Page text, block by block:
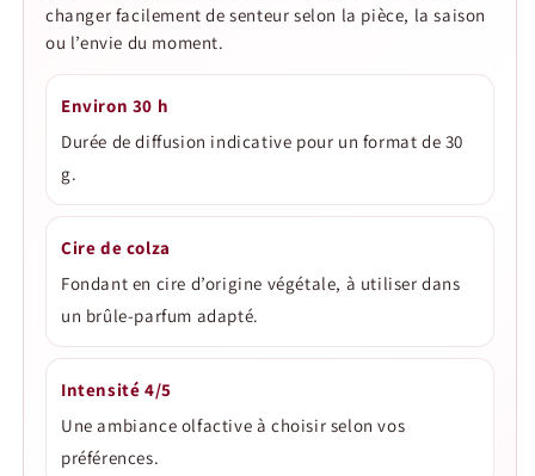
changer facilement de senteur selon la pièce, la saison
ou l’envie du moment.
Environ 30 h
Durée de diffusion indicative pour un format de 30
g.
Cire de colza
Fondant en cire d’origine végétale, à utiliser dans
un brûle-parfum adapté.
Intensité 4/5
Une ambiance olfactive à choisir selon vos
préférences.